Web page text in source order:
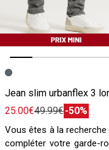
Image précédente
Image suivante
25.00€49.99€-50%
Vous êtes à la recherche
compléter votre garde-